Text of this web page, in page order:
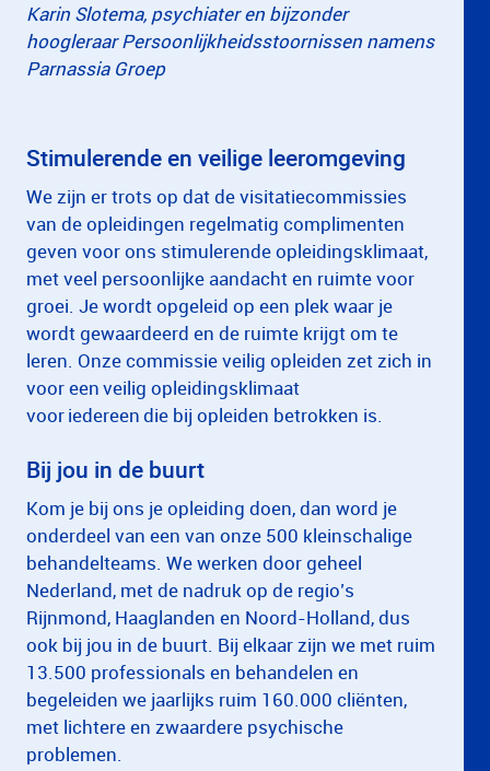
Karin Slotema, psychiater en bijzonder
hoogleraar Persoonlijkheidsstoornissen namens
Parnassia Groep
Stimulerende en veilige leeromgeving
We zijn er trots op dat de visitatiecommissies
van de opleidingen regelmatig complimenten
geven voor ons stimulerende opleidingsklimaat,
met veel persoonlijke aandacht en ruimte voor
groei. Je wordt opgeleid op een plek waar je
wordt gewaardeerd en de ruimte krijgt om te
leren. Onze commissie veilig opleiden zet zich in
voor een veilig opleidingsklimaat
voor iedereen die bij opleiden betrokken is.
Bij jou in de buurt
Kom je bij ons je opleiding doen, dan word je
onderdeel van een van onze 500 kleinschalige
behandelteams. We werken door geheel
Nederland, met de nadruk op de regio’s
Rijnmond, Haaglanden en Noord-Holland, dus
ook bij jou in de buurt. Bij elkaar zijn we met ruim
13.500 professionals en behandelen en
begeleiden we jaarlijks ruim 160.000 cliënten,
met lichtere en zwaardere psychische
problemen.